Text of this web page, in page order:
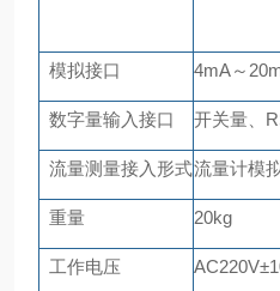
模拟接口 4mA～
数字量输入接口 开关量、
流量测量接入形式流量计模
重量 20kg
工作电压